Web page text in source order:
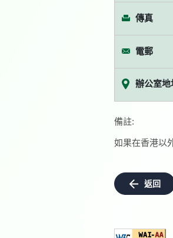
傳真
電郵
辦公室地
備註:
如果在香港以
返回